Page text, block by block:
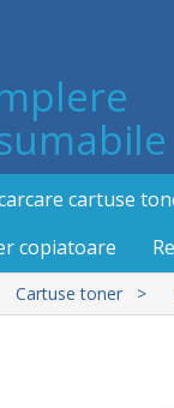
cartuse
copiatoare
Cartuse toner